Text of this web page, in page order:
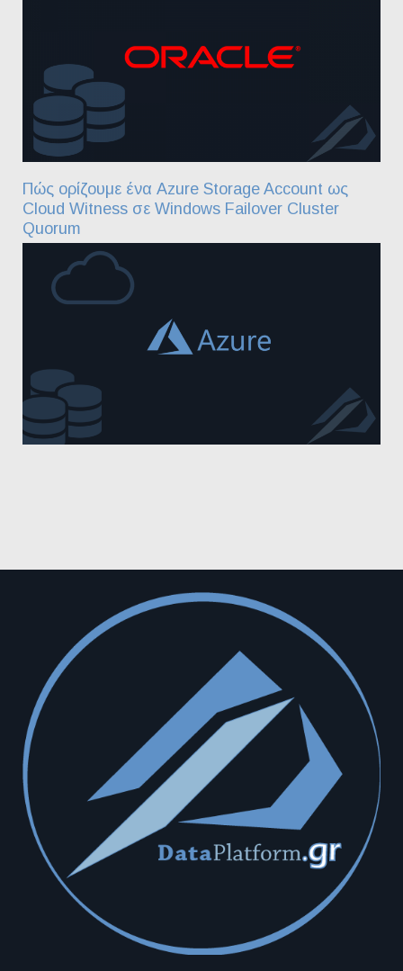
Πώς ορίζουμε ένα Azure Storage Account ως
Cloud Witness σε Windows Failover Cluster
Quorum